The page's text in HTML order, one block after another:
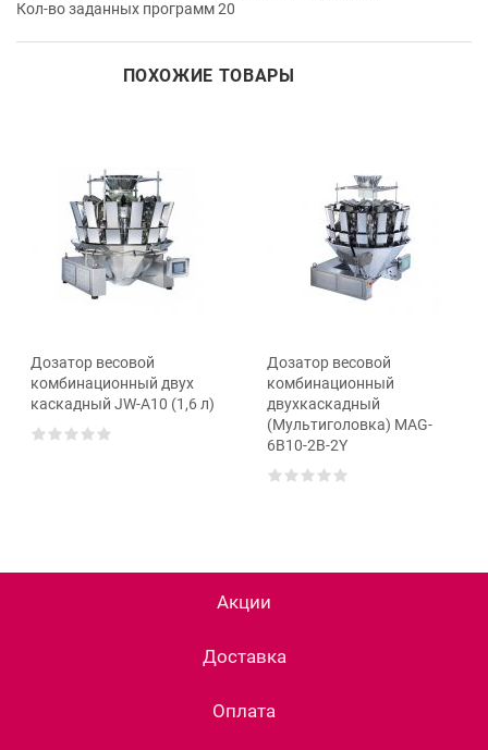
Кол-во заданных программ 20
ПОХОЖИЕ ТОВАРЫ
Дозатор весовой
комбинационный двух
каскадный JW-A10 (1,6 л)
Дозатор весовой
комбинационный
двухкаскадный
(Мультиголовка) MAG-
6B10-2В-2Y
Акции
Доставка
Оплата